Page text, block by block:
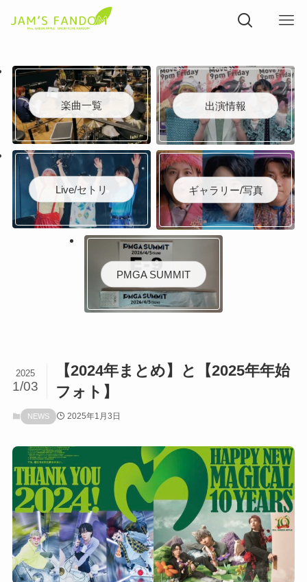
楽曲一覧 出演情報
Live/セトリ ギャラリー/写真
PMGA SUMMIT
【2024年まとめ】と【2025年年始
フォト】
2025
1/03
NEWS 2025年1月3日